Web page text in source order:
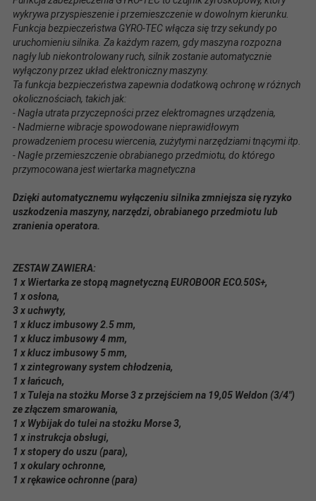
wykrywa przyspieszenie i przemieszczenie w dowolnym kierunku.
Funkcja bezpieczeństwa GYRO-TEC włącza się trzy sekundy po
uruchomieniu silnika. Za każdym razem, gdy maszyna rozpozna
nagły lub niekontrolowany ruch, silnik zostanie automatycznie
wyłączony przez układ elektroniczny maszyny.
Ta funkcja bezpieczeństwa zapewnia dodatkową ochronę w różnych
okolicznościach, takich jak:
- Nagła utrata przyczepności przez elektromagnes urządzenia,
- Nadmierne wibracje spowodowane nieprawidłowym
prowadzeniem procesu wiercenia, zużytymi narzędziami tnącymi itp.
- Nagłe przemieszczenie obrabianego przedmiotu, do którego
przymocowana jest wiertarka magnetyczna
Dzięki automatycznemu wyłączeniu silnika zmniejsza się ryzyko
uszkodzenia maszyny, narzędzi, obrabianego przedmiotu lub
zranienia operatora.
ZESTAW ZAWIERA:
1 x Wiertarka ze stopą magnetyczną EUROBOOR ECO.50S+,
1 x osłona,
3 x uchwyty,
1 x klucz imbusowy 2.5 mm,
1 x klucz imbusowy 4 mm,
1 x klucz imbusowy 5 mm,
1 x zintegrowany system chłodzenia,
1 x łańcuch,
1 x Tuleja na stożku Morse 3 z przejściem na 19,05 Weldon (3/4")
ze złączem smarowania,
1 x Wybijak do tulei na stożku Morse 3,
1 x instrukcja obsługi,
1 x stopery do uszu (para),
1 x okulary ochronne,
1 x rękawice ochronne (para)